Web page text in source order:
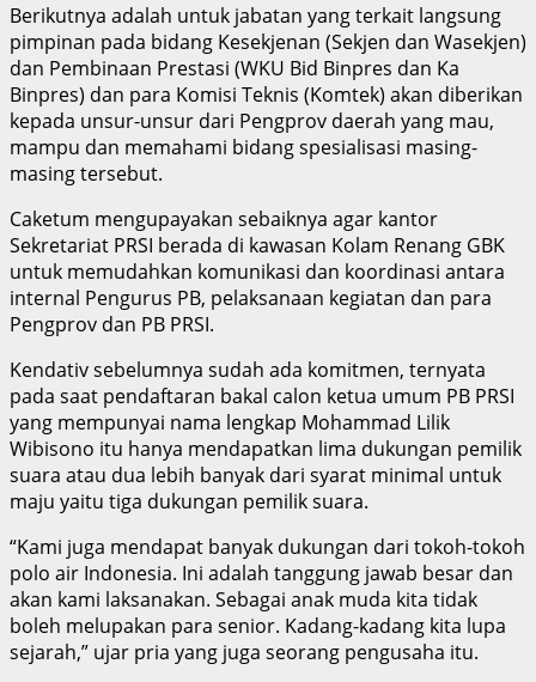
Berikutnya adalah untuk jabatan yang terkait langsung
pimpinan pada bidang Kesekjenan (Sekjen dan Wasekjen)
dan Pembinaan Prestasi (WKU Bid Binpres dan Ka
Binpres) dan para Komisi Teknis (Komtek) akan diberikan
kepada unsur-unsur dari Pengprov daerah yang mau,
mampu dan memahami bidang spesialisasi masing-
masing tersebut.
Caketum mengupayakan sebaiknya agar kantor
Sekretariat PRSI berada di kawasan Kolam Renang GBK
untuk memudahkan komunikasi dan koordinasi antara
internal Pengurus PB, pelaksanaan kegiatan dan para
Pengprov dan PB PRSI.
Kendativ sebelumnya sudah ada komitmen, ternyata
pada saat pendaftaran bakal calon ketua umum PB PRSI
yang mempunyai nama lengkap Mohammad Lilik
Wibisono itu hanya mendapatkan lima dukungan pemilik
suara atau dua lebih banyak dari syarat minimal untuk
maju yaitu tiga dukungan pemilik suara.
“Kami juga mendapat banyak dukungan dari tokoh-tokoh
polo air Indonesia. Ini adalah tanggung jawab besar dan
akan kami laksanakan. Sebagai anak muda kita tidak
boleh melupakan para senior. Kadang-kadang kita lupa
sejarah,” ujar pria yang juga seorang pengusaha itu.